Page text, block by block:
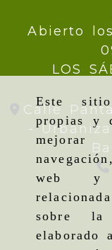
Este
propias y
web y
sobre
elaborado
Abierto
LOS
Calle
-